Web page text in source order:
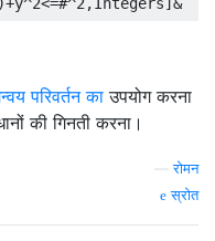
परिवर्तन काउपयोग करना
की गिनती करना।
—रोमन
स्रोत